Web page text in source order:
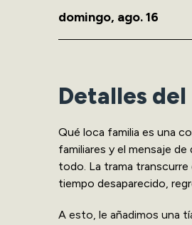
domingo, ago.16
Detalles del
Qué loca familia es una
familiares y el mensaje
todo. La trama transcurre
tiempo desaparecido,
A esto, le añadimos una